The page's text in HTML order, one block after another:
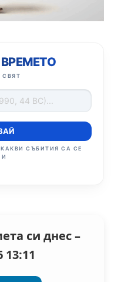
СВЯТ
СЪБИТИЯ СА СЕ
си днес –
13:11